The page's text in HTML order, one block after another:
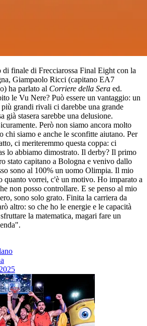
finale di Frecciarossa Final Eight con la
Giampaolo Ricci (capitano EA7
ha parlato al Corriere della Sera ed.
le Vu Nere? Può essere un vantaggio: un
grandi rivali ci darebbe una grande
già stasera sarebbe una delusione.
Però non siamo ancora molto
chi siamo e anche le sconfitte aiutano. Per
ci meriteremmo questa coppa: ci
lo abbiamo dimostrato. Il derby? Il primo
stato capitano a Bologna e venivo dallo
sono al 100% un uomo Olimpia. Il mio
quanto vorrei, c'è un motivo. Ho imparato a
non posso controllare. E se penso al mio
sono solo grato. Finita la carriera da
altro: so che ho le energie e le capacità
la matematica, magari fare un